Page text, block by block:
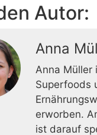
Autor:
Anna
Anna Müller
Superfoods
erworben.
ist darauf